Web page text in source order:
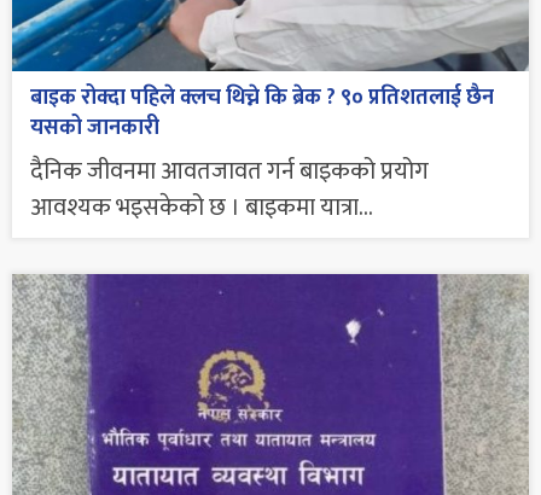
बाइक रोक्दा पहिले क्लच थिच्ने कि ब्रेक ? ९० प्रतिशतलाई छैन
यसको जानकारी
दैनिक जीवनमा आवतजावत गर्न बाइकको प्रयोग
आवश्यक भइसकेको छ । बाइकमा यात्रा...